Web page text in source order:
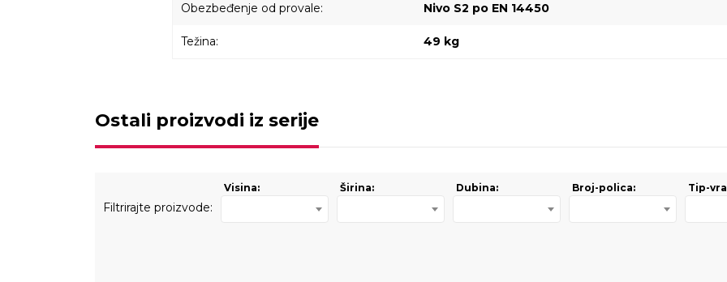
Obezbeđenje od provale: Nivo S2 po EN 14450
Težina: 49 kg
Ostali proizvodi iz serije
Filtrirajte proizvode:
Visina: Širina: Dubina: Broj-polica: Tip-